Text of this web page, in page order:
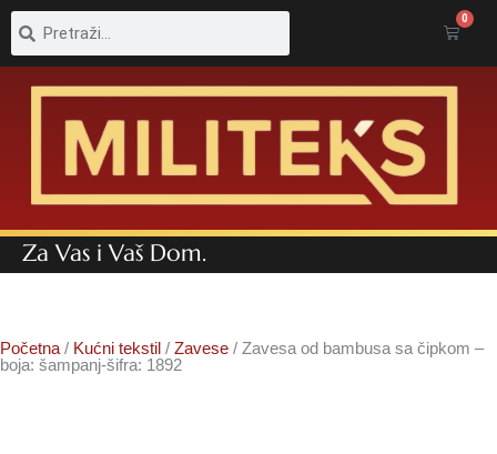
Pretraga 0
Cart
Za Vas i Vaš Dom.
Početna / Kućni tekstil / Zavese / Zavesa od bambusa sa čipkom –
boja: šampanj-šifra: 1892